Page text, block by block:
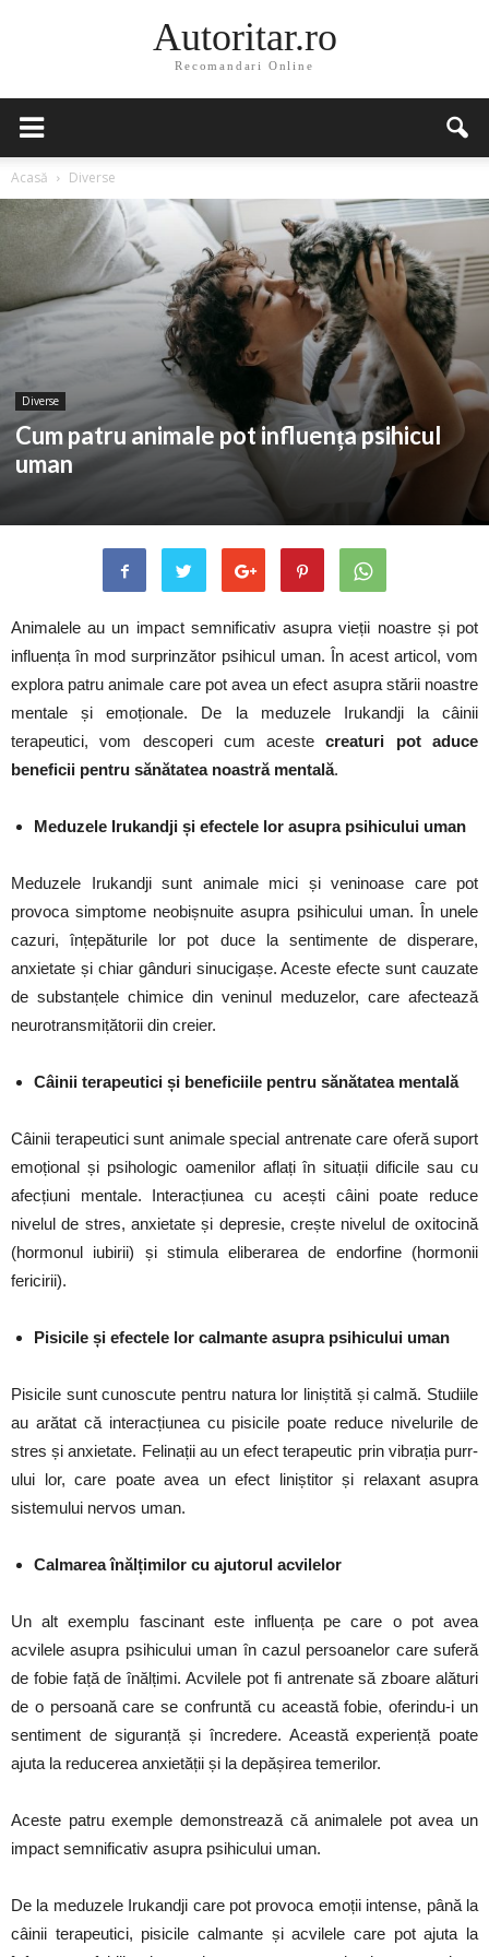
Autoritar.ro
Recomandari Online
Acasă Diverse
Diverse
Cum patru animale pot influența psihicul
uman
Animalele au un impact semnificativ asupra vieții noastre și pot
influența în mod surprinzător psihicul uman. În acest articol, vom
explora patru animale care pot avea un efect asupra stării noastre
mentale și emoționale. De la meduzele Irukandji la câinii
terapeutici, vom descoperi cum acestecreaturi pot aduce
beneficii pentru sănătatea noastră mentală.
Meduzele Irukandji și efectele lor asupra psihicului uman
Meduzele Irukandji sunt animale mici și veninoase care pot
provoca simptome neobișnuite asupra psihicului uman. În unele
cazuri, înțepăturile lor pot duce la sentimente de disperare,
anxietate și chiar gânduri sinucigașe. Aceste efecte sunt cauzate
de substanțele chimice din veninul meduzelor, care afectează
neurotransmițătorii din creier.
Câinii terapeutici și beneficiile pentru sănătatea mentală
Câinii terapeutici sunt animale special antrenate care oferă suport
emoțional și psihologic oamenilor aflați în situații dificile sau cu
afecțiuni mentale. Interacțiunea cu acești câini poate reduce
nivelul de stres, anxietate și depresie, crește nivelul de oxitocină
(hormonul iubirii) și stimula eliberarea de endorfine (hormonii
fericirii).
Pisicile și efectele lor calmante asupra psihicului uman
Pisicile sunt cunoscute pentru natura lor liniștită și calmă. Studiile
au arătat că interacțiunea cu pisicile poate reduce nivelurile de
stres și anxietate. Felinații au un efect terapeutic prin vibrația purr-
ului lor, care poate avea un efect liniștitor și relaxant asupra
sistemului nervos uman.
Calmarea înălțimilor cu ajutorul acvilelor
Un alt exemplu fascinant este influența pe care o pot avea
acvilele asupra psihicului uman în cazul persoanelor care suferă
de fobie față de înălțimi. Acvilele pot fi antrenate să zboare alături
de o persoană care se confruntă cu această fobie, oferindu-i un
sentiment de siguranță și încredere. Această experiență poate
ajuta la reducerea anxietății și la depășirea temerilor.
Aceste patru exemple demonstrează că animalele pot avea un
impact semnificativ asupra psihicului uman.
De la meduzele Irukandji care pot provoca emoții intense, până la
câinii terapeutici, pisicile calmante și acvilele care pot ajuta la